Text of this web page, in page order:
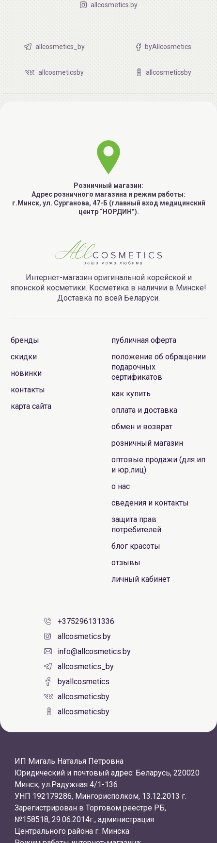
allcosmetics.by
allcosmetics_by byAllcosmetics
allcosmeticsby allcosmeticsby
Розничный магазин:
Адрес розничного магазина и режим работы:
г.Минск, ул. Сурганова, 47-Б (главный вход медицинский
центр “НОРДИН”).
Интернет-магазин оригинальной корейской и
японской косметики. Косметика в наличии в Минске!
Доставка по всей Беларуси.
бренды
скидки
новинки
контакты
карта сайта
публичная оферта
положение об обращении
подарочных
сертификатов
как купить
оплата и доставка
обмен и возврат
розничный магазин
оптовые продажи (для ип
и юр.лиц)
о нас
сведения и контакты
защита прав
потребителей
блог красоты
отзывы
личный кабинет
+375296131336
allcosmetics.by
info@allcosmetics.by
allcosmetics_by
byallcosmetics
allcosmeticsby
allcosmeticsby
ИП Мигаль Наталья Петровна
Юридический и почтовый адрес: Беларусь, 220020
Минск, ул.Радужная 4/1-136
УНП 192179286, Мингорисполком, 13.12.2013 г.
Зарегистрирован в Торговом реестре РБ,
№158518, 29.06.2014г., администрация
Центрального района г. Минска